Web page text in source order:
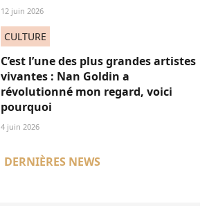
12 juin 2026
CULTURE
C’est l’une des plus grandes artistes
vivantes : Nan Goldin a
révolutionné mon regard, voici
pourquoi
4 juin 2026
DERNIÈRES NEWS